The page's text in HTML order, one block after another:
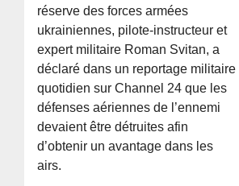
réserve des forces armées
ukrainiennes, pilote-instructeur et
expert militaire Roman Svitan, a
déclaré dans un reportage militaire
quotidien sur Channel 24 que les
défenses aériennes de l’ennemi
devaient être détruites afin
d’obtenir un avantage dans les
airs.